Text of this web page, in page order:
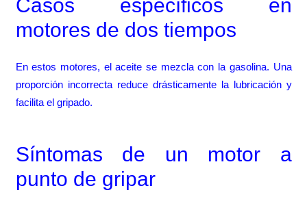
Casos específicos en
motores de dos tiempos
En estos motores, el aceite se mezcla con la gasolina. Una
proporción incorrecta reduce drásticamente la lubricación y
facilita el gripado.
Síntomas de un motor a
punto de gripar